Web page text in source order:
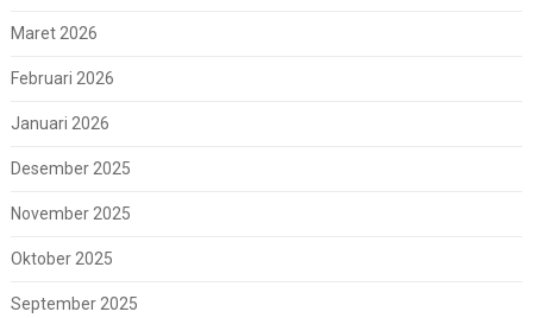
Maret 2026
Februari 2026
Januari 2026
Desember 2025
November 2025
Oktober 2025
September 2025